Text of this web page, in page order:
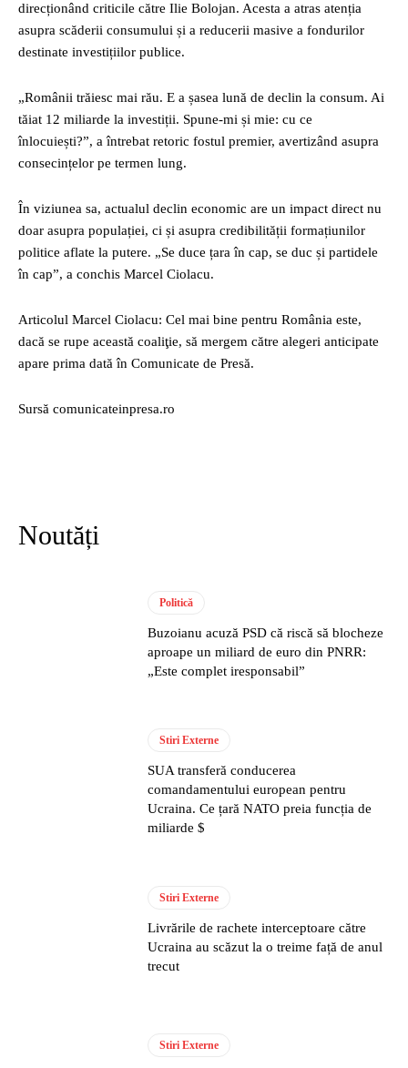
direcționând criticile către Ilie Bolojan. Acesta a atras atenția
asupra scăderii consumului și a reducerii masive a fondurilor
destinate investițiilor publice.
„Românii trăiesc mai rău. E a șasea lună de declin la consum. Ai
tăiat 12 miliarde la investiții. Spune-mi și mie: cu ce
înlocuiești?”, a întrebat retoric fostul premier, avertizând asupra
consecințelor pe termen lung.
În viziunea sa, actualul declin economic are un impact direct nu
doar asupra populației, ci și asupra credibilității formațiunilor
politice aflate la putere. „Se duce țara în cap, se duc și partidele
în cap”, a conchis Marcel Ciolacu.
Articolul Marcel Ciolacu: Cel mai bine pentru România este,
dacă se rupe această coaliţie, să mergem către alegeri anticipate
apare prima dată în Comunicate de Presă.
Sursă comunicateinpresa.ro
Noutăți
Politică
Buzoianu acuză PSD că riscă să blocheze
aproape un miliard de euro din PNRR:
„Este complet iresponsabil”
Stiri Externe
SUA transferă conducerea
comandamentului european pentru
Ucraina. Ce țară NATO preia funcția de
miliarde $
Stiri Externe
Livrările de rachete interceptoare către
Ucraina au scăzut la o treime față de anul
trecut
Stiri Externe